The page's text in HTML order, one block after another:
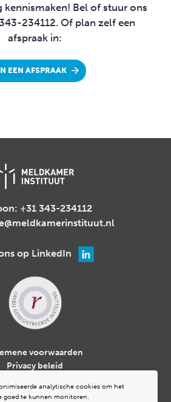
kennismaken! Bel of stuur ons
234112. Of plan zelf een
afspraak in:
EEN AFSPRAAK
+31 343-234112
op LinkedIn
voorwaarden
Privacy beleid
Klachtenregeling
analytische cookies om het
goed te kunnen monitoren.